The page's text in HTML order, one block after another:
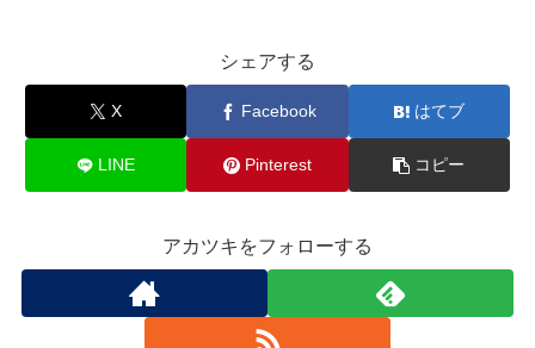
シェアする
X Facebook はてブ
LINE Pinterest コピー
アカツキをフォローする